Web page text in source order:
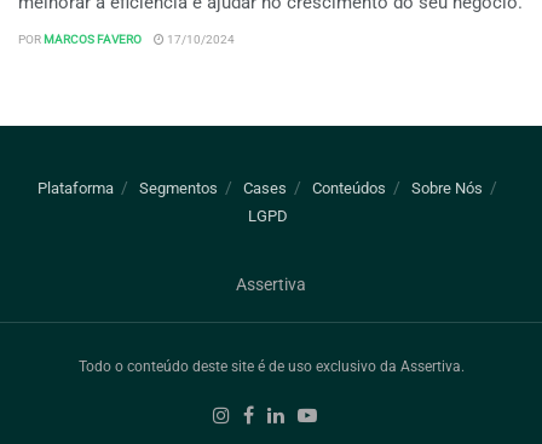
POR MARCOS FAVERO 17/10/2024
Plataforma Segmentos Cases Conteúdos
Sobre Nós
LGPD
Assertiva
Todo o conteúdo deste site é de uso exclusivo da Assertiva.